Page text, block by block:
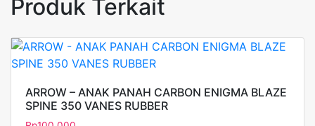
Produk Terkait
ARROW – ANAK PANAH CARBON ENIGMA BLAZE
SPINE 350 VANES RUBBER